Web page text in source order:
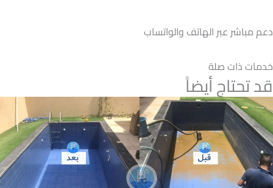
دعم مباشر عبر الهاتف والواتساب
خدمات ذات صلة
قد تحتاج أيضاً